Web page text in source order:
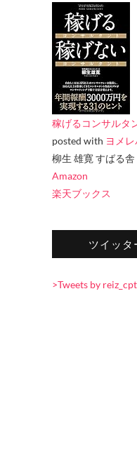
稼げるコンサルタ
posted with ヨメ
柳生 雄寛 すばる
Amazon
楽天ブックス
ツイッ
>Tweets by